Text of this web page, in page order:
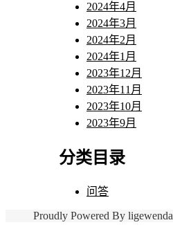
2024年4月
2024年3月
2024年2月
2024年1月
2023年12月
2023年11月
2023年10月
2023年9月
分类目录
问答
Proudly Powered By ligewenda